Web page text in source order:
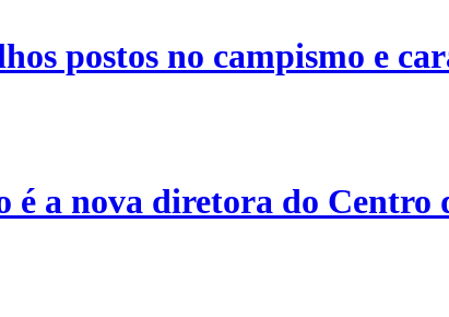
postos no campismo e
a nova diretora do Centro